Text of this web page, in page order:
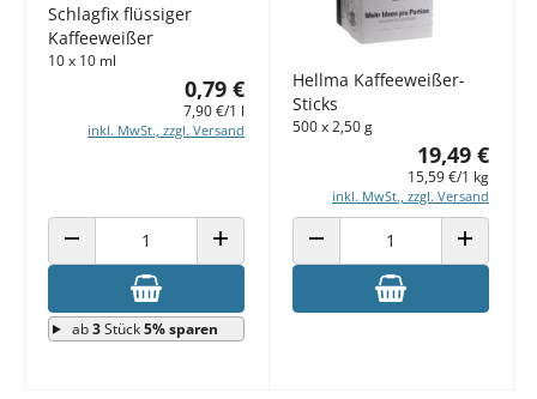
Schlagfix flüssiger
Kaffeeweißer
10 x 10 ml
0,79 €
7,90 €/1 l
inkl. MwSt., zzgl. Versand
ANZAHL VERRINGERN ANZAHL ERHÖHEN
ab3Stück5% sparen
Hellma Kaffeeweißer-
Sticks
500 x 2,50 g
19,49 €
15,59 €/1 kg
inkl. MwSt., zzgl. Versand
ANZAHL VERRINGERN ANZAHL